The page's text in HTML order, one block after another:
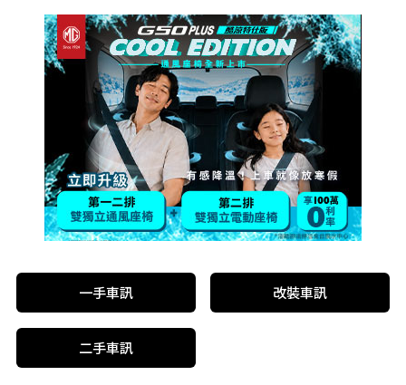
一手車訊 改裝車訊
二手車訊